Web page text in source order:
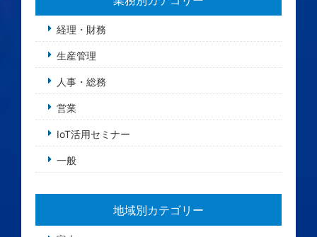
経理・財務
生産管理
人事・総務
営業
IoT活用セミナー
一般
地域別カテゴリー